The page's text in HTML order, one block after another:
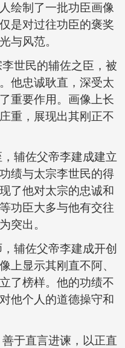
绘制了一批功臣画像
是对过往功臣的褒奖
与风范。
世民的辅佐之臣，被
他忠诚耿直，深受太
重要作用。画像上长
重，展现出其刚正不
辅佐父帝李建成建立
绩与太宗李世民的得
了他对太宗的忠诚和
功臣大多与他有交往
突出。
辅佐父帝李建成开创
上显示其刚直不阿、
了榜样。他的功绩不
他个人的道德操守和
于直言进谏，以正直